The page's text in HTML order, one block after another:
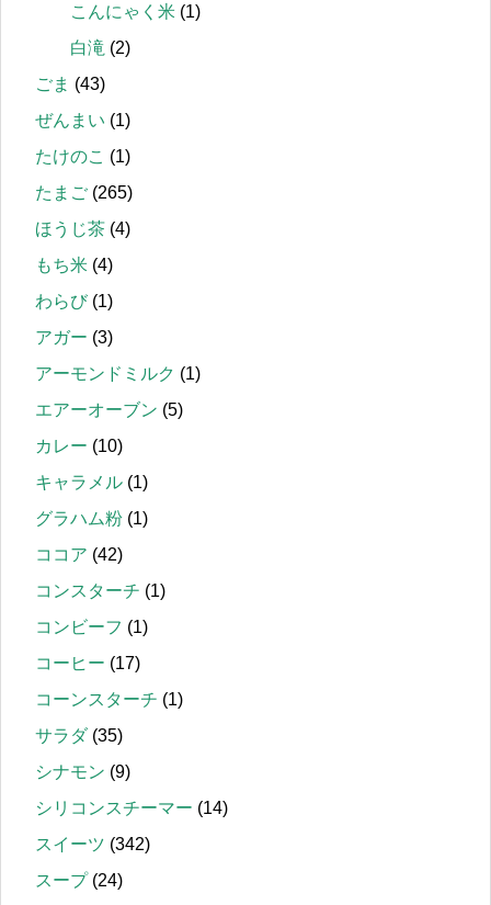
こんにゃく米 (1)
白滝 (2)
ごま (43)
ぜんまい (1)
たけのこ (1)
たまご (265)
ほうじ茶 (4)
もち米 (4)
わらび(1)
アガー (3)
アーモンドミルク (1)
エアーオーブン (5)
カレー (10)
キャラメル (1)
グラハム粉 (1)
ココア (42)
コンスターチ (1)
コンビーフ (1)
コーヒー (17)
コーンスターチ (1)
サラダ(35)
シナモン (9)
シリコンスチーマー (14)
スイーツ (342)
スープ(24)